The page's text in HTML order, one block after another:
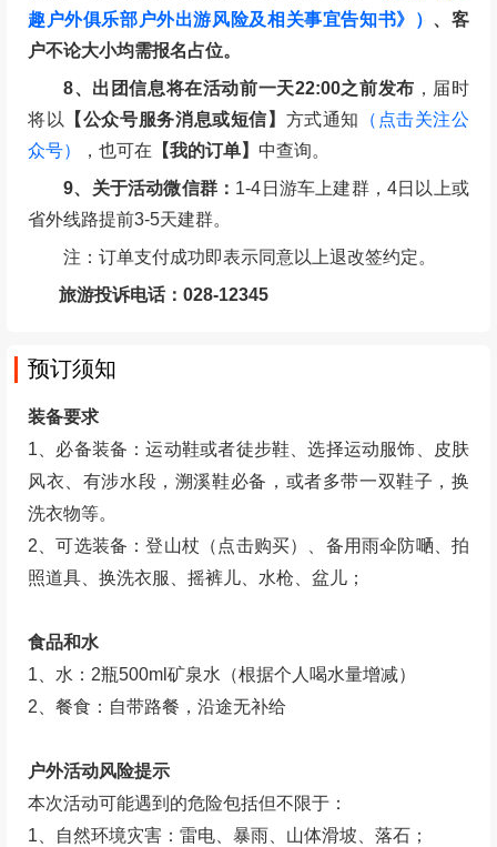
趣户外俱乐部户外出游风险及相关事宜告知书》） 、客
户不论大小均需报名占位。
8、出团信息将在活动前一天22:00之前发布 ，届时
将以
【公众号服务消息或短信】 方式通知
（点击关注公
众号）
，也可在 【我的订单】 中查询。
9、关于活动微信群： 1-4日游车上建群，4日以上或
省外线路提前3-5天建群。
注：订单支付成功即表示同意以上退改签约定。
旅游投诉电话：028-12345
预订须知
装备要求
1、必备装备：运动鞋或者徒步鞋、选择运动服饰、皮肤
风衣、有涉水段，溯溪鞋必备，或者多带一双鞋子，换
洗衣物等。
2、可选装备：登山杖 （点击购买）
、备用雨伞防嗮、拍
照道具、换洗衣服、摇裤儿、水枪、盆儿；
食品和水
1、水：2瓶500ml矿泉水（根据个人喝水量增减）
2、餐食：自带路餐，沿途无补给
户外活动风险提示
本次活动可能遇到的危险包括但不限于：
1、自然环境灾害：雷电、暴雨、山体滑坡、落石；